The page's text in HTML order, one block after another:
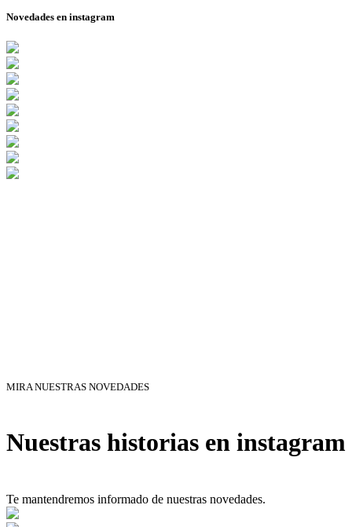
Novedades en instagram
MIRA NUESTRAS NOVEDADES
Nuestras historias en instagram
Te mantendremos informado de nuestras novedades.